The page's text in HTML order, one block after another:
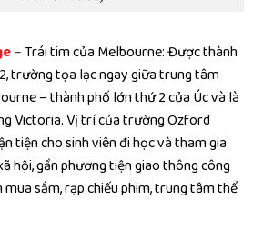
–Trái tim của Melbourne: Được thành
trường tọa lạc ngay giữa trung tâm
– thành phố lớn thứ 2 của Úc và là
Victoria. Vị trí của trường Ozford
tiện cho sinh viên đi học và tham gia
hội, gần phương tiện giao thông công
sắm, rạp chiếu phim, trung tâm thể